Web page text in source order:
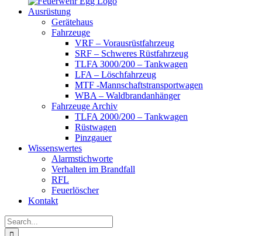
Ausrüstung
Gerätehaus
Fahrzeuge
VRF – Vorausrüstfahrzeug
SRF – Schweres Rüstfahrzeug
TLFA 3000/200 – Tankwagen
LFA – Löschfahrzeug
MTF -Mannschaftstransportwagen
WBA – Waldbrandanhänger
Fahrzeuge Archiv
TLFA 2000/200 – Tankwagen
Rüstwagen
Pinzgauer
Wissenswertes
Alarmstichworte
Verhalten im Brandfall
RFL
Feuerlöscher
Kontakt
Search
for: